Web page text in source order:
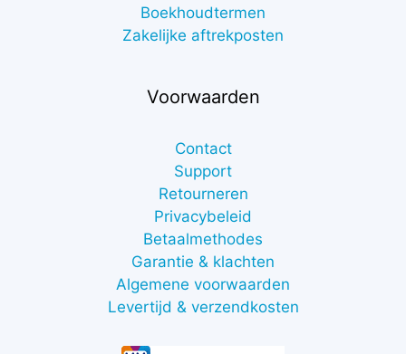
Boekhoudtermen
Zakelijke aftrekposten
Voorwaarden
Contact
Support
Retourneren
Privacybeleid
Betaalmethodes
Garantie & klachten
Algemene voorwaarden
Levertijd & verzendkosten